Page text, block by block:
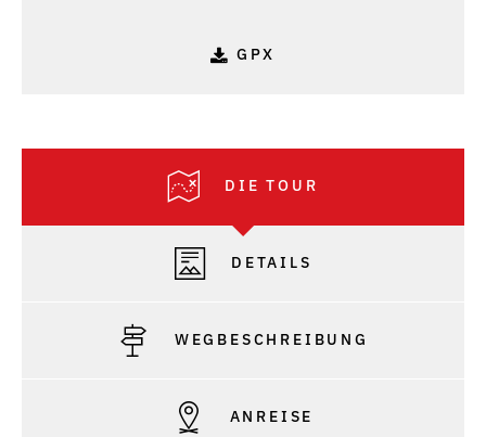
GPX
DIE TOUR
DETAILS
WEGBESCHREIBUNG
ANREISE